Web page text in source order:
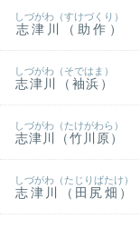
志津川（助作）
しづがわ（すけづくり）
志津川（袖浜）
しづがわ（そではま）
志津川（竹川原）
しづがわ（たけがわら）
志津川（田尻畑）
しづがわ（たじりばたけ）